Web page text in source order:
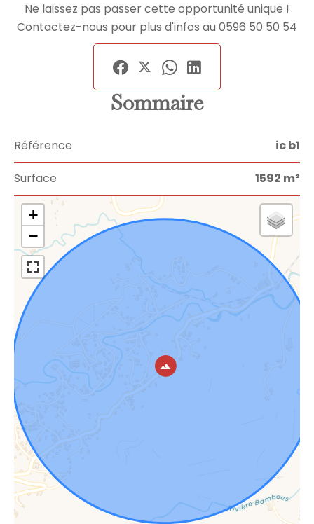
Ne laissez pas passer cette opportunité unique !
Contactez-nous pour plus d'infos au 0596 50 50 54
Sommaire
Référence ic b1
Surface 1592 m²
+
−